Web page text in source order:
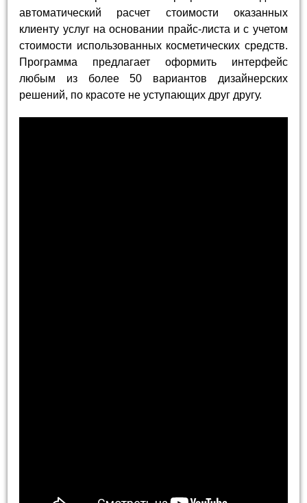
автоматический расчет стоимости оказанных
клиенту услуг на основании прайс-листа и с учетом
стоимости использованных косметических средств.
Программа предлагает оформить интерфейс
любым из более 50 вариантов дизайнерских
решений, по красоте не уступающих друг другу.